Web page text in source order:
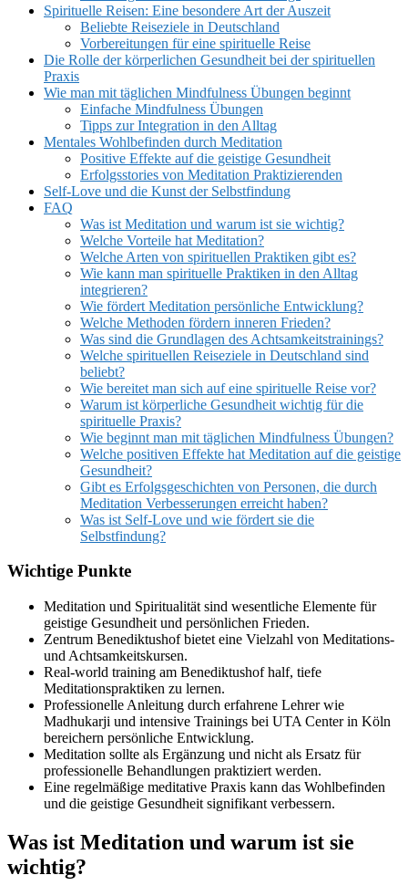
Spirituelle Reisen: Eine besondere Art der Auszeit
Beliebte Reiseziele in Deutschland
Vorbereitungen für eine spirituelle Reise
Die Rolle der körperlichen Gesundheit bei der spirituellen
Praxis
Wie man mit täglichen Mindfulness Übungen beginnt
Einfache Mindfulness Übungen
Tipps zur Integration in den Alltag
Mentales Wohlbefinden durch Meditation
Positive Effekte auf die geistige Gesundheit
Erfolgsstories von Meditation Praktizierenden
Self-Love und die Kunst der Selbstfindung
FAQ
Was ist Meditation und warum ist sie wichtig?
Welche Vorteile hat Meditation?
Welche Arten von spirituellen Praktiken gibt es?
Wie kann man spirituelle Praktiken in den Alltag
integrieren?
Wie fördert Meditation persönliche Entwicklung?
Welche Methoden fördern inneren Frieden?
Was sind die Grundlagen des Achtsamkeitstrainings?
Welche spirituellen Reiseziele in Deutschland sind
beliebt?
Wie bereitet man sich auf eine spirituelle Reise vor?
Warum ist körperliche Gesundheit wichtig für die
spirituelle Praxis?
Wie beginnt man mit täglichen Mindfulness Übungen?
Welche positiven Effekte hat Meditation auf die geistige
Gesundheit?
Gibt es Erfolgsgeschichten von Personen, die durch
Meditation Verbesserungen erreicht haben?
Was ist Self-Love und wie fördert sie die
Selbstfindung?
Wichtige Punkte
Meditation und Spiritualität sind wesentliche Elemente für
geistige Gesundheit und persönlichen Frieden.
Zentrum Benediktushof bietet eine Vielzahl von Meditations-
und Achtsamkeitskursen.
Real-world training am Benediktushof half, tiefe
Meditationspraktiken zu lernen.
Professionelle Anleitung durch erfahrene Lehrer wie
Madhukarji und intensive Trainings bei UTA Center in Köln
bereichern persönliche Entwicklung.
Meditation sollte als Ergänzung und nicht als Ersatz für
professionelle Behandlungen praktiziert werden.
Eine regelmäßige meditative Praxis kann das Wohlbefinden
und die geistige Gesundheit signifikant verbessern.
Was ist Meditation und warum ist sie
wichtig?